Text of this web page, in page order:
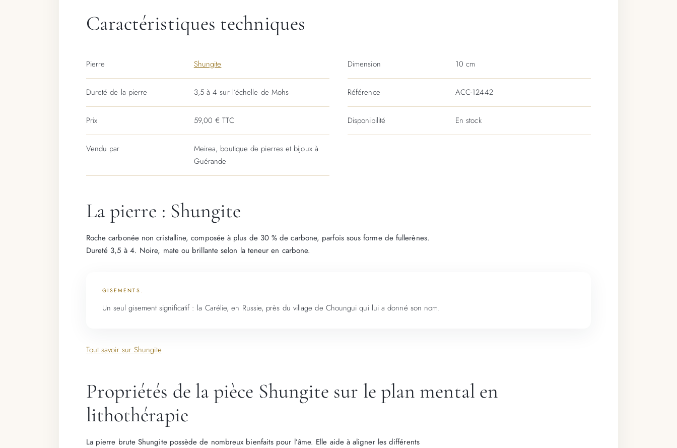
Caractéristiques techniques
Pierre Shungite Dimension 10 cm
Dureté de la pierre 3,5 à 4 sur l’échelle de Mohs Référence ACC-12442
Prix 59,00 € TTC Disponibilité En stock
Vendu par
Meirea, boutique de pierres et bijoux à
Guérande
La pierre : Shungite
Roche carbonée non cristalline, composée à plus de 30 % de carbone, parfois sous forme de fullerènes.
Dureté 3,5 à 4. Noire, mate ou brillante selon la teneur en carbone.
GISEMENTS.
Un seul gisement significatif : la Carélie, en Russie, près du village de Choungui qui lui a donné son nom.
Tout savoir sur Shungite
Propriétés de la pièce Shungite sur le plan mental en
lithothérapie
La pierre brute Shungite possède de nombreux bienfaits pour l’âme. Elle aide à aligner les différents